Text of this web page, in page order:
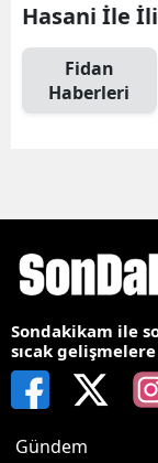
Hasani İle
Fidan
Haberleri
Sondakikam ile
sıcak
Gündem